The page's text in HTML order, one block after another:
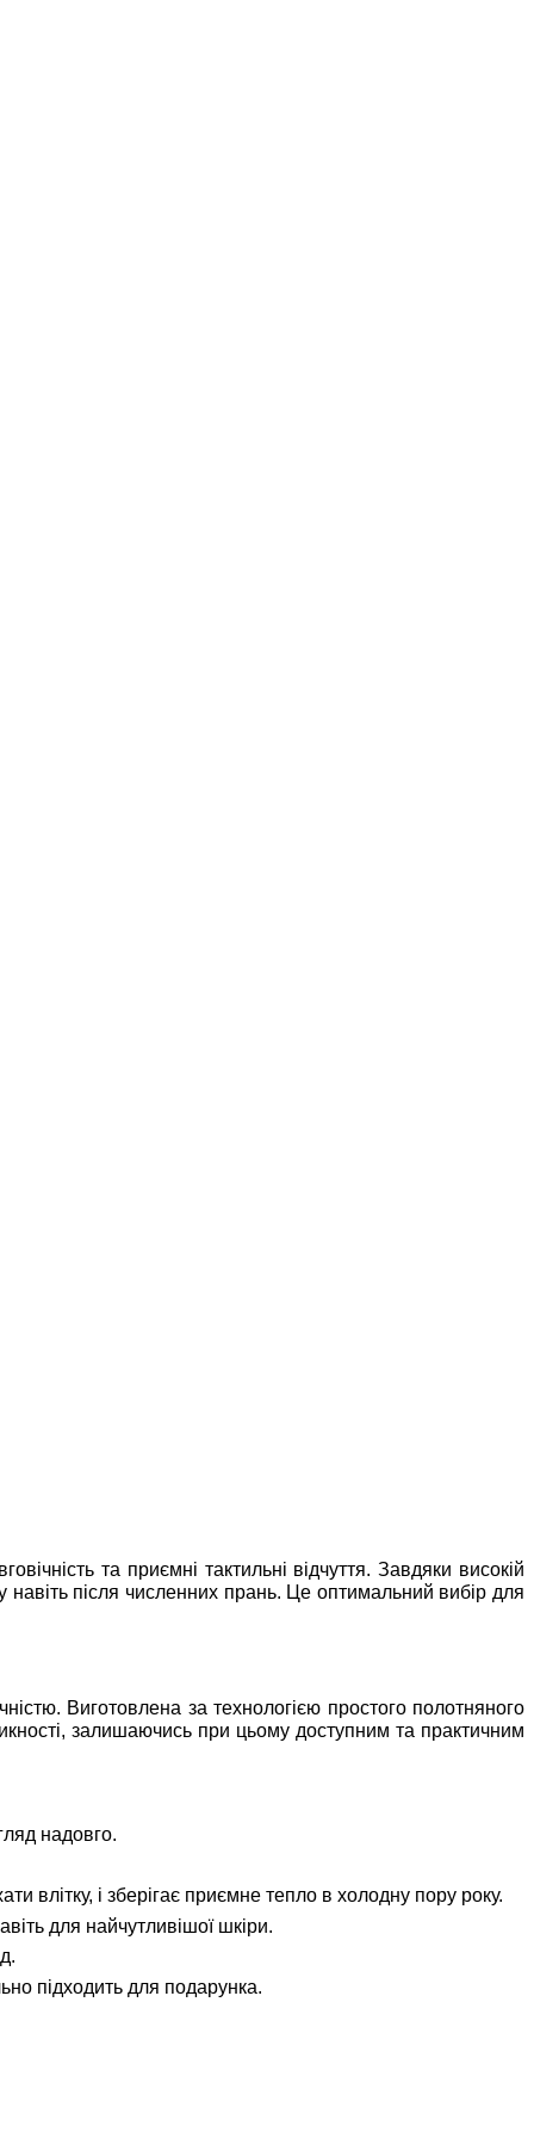
та приємні тактильні відчуття. Завдяки високій
навіть після численних прань. Це оптимальний вибір для
Виготовлена за технологією простого полотняного
залишаючись при цьому доступним та практичним
надовго.
влітку, і зберігає приємне тепло в холодну пору року.
для найчутливішої шкіри.
підходить для подарунка.